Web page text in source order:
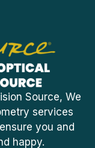
Source, We
services
you and
happy.